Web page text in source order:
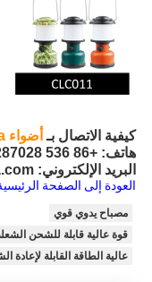
كيفية الاتصال بـ أضواء ShineWa
هاتف: +86 536 2287028
البريد الإلكتروني: info@shinewa.com
العودة إلى الصفحة
مصباح يدوي قوي
قوة عالية قابلة للشحن
عالية الطاقة القابلة